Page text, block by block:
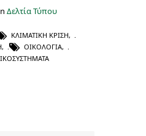
Δελτία Τύπου
ΚΛΙΜΑΤΙΚΉ ΚΡΊΣΗ,
, ΟΙΚΟΛΟΓΊΑ,